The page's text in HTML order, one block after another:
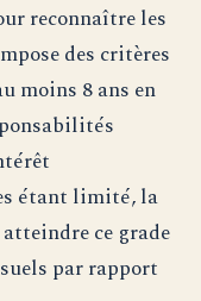
reconnaître les
des critères
moins 8 ans en
étant limité, la
ce grade
par rapport